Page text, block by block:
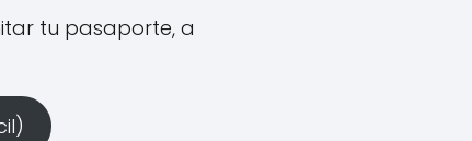
tu pasaporte, a